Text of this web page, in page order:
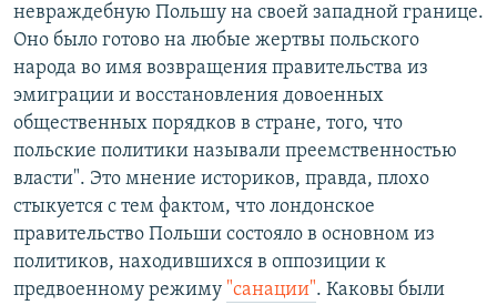
невраждебную Польшу на своей западной границе.
Оно было готово на любые жертвы польского
народа во имя возвращения правительства из
эмиграции и восстановления довоенных
общественных порядков в стране, того, что
польские политики называли преемственностью
власти". Это мнение историков, правда, плохо
стыкуется с тем фактом, что лондонское
правительство Польши состояло в основном из
политиков, находившихся в оппозиции к
предвоенному режиму "санации". Каковы были